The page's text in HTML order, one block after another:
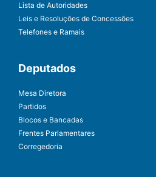
Lista de Autoridades
Leis e Resoluções de Concessões
Telefones e Ramais
Deputados
Mesa Diretora
Partidos
Blocos e Bancadas
Frentes Parlamentares
Corregedoria